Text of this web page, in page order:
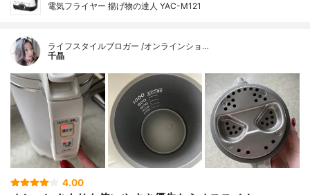
電気フライヤー 揚げ物の達人 YAC-M121
ライフスタイルブロガー /オンラインショ…
千晶
4.00